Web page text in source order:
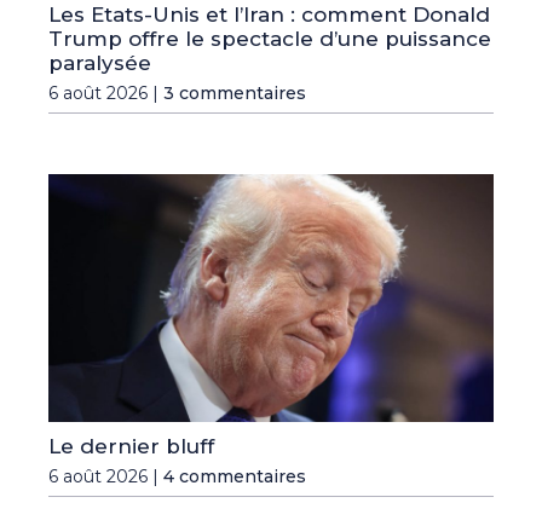
Les Etats-Unis et l’Iran : comment Donald
Trump offre le spectacle d’une puissance
paralysée
6 août 2026 | 3 commentaires
Le dernier bluff
6 août 2026 | 4 commentaires